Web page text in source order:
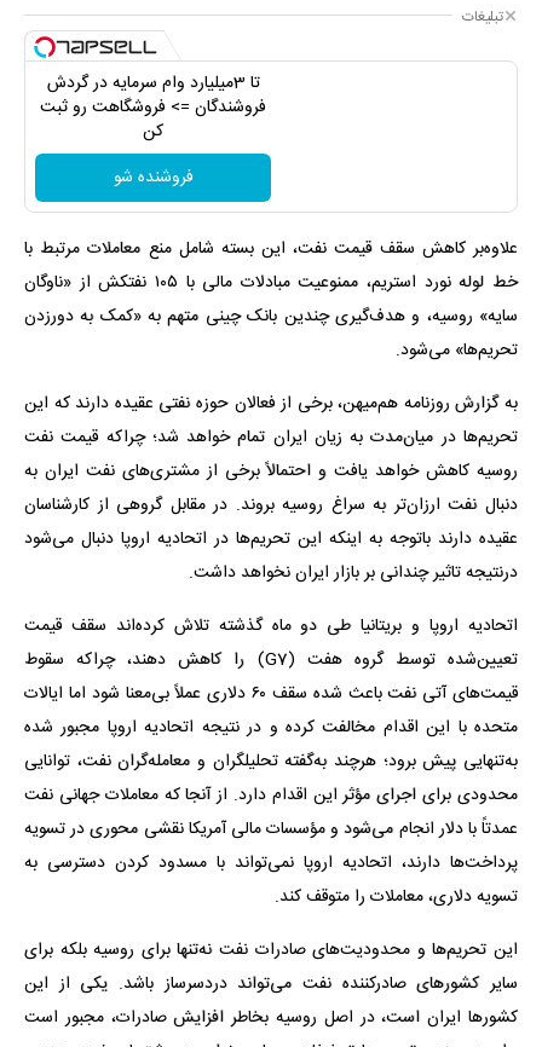
تبلیغات
تا 3میلیارد وام سرمایه در گردش
فروشندگان => فروشگاهت رو ثبت
کن
فروشنده شو
علاوه‌بر کاهش سقف قیمت نفت، این بسته شامل منع معاملات مرتبط با
خط لوله نورد استریم، ممنوعیت مبادلات مالی با ۱۰۵ نفتکش از «ناوگان
سایه‌» روسیه، و هدف‌گیری چندین بانک چینی متهم به «کمک به دورزدن
تحریم‌ها» می‌شود.
به گزارش روزنامه هم‌میهن، برخی از فعالان حوزه نفتی عقیده دارند که این
تحریم‌ها در میان‌مدت به زیان ایران تمام خواهد شد؛ چراکه قیمت نفت
روسیه کاهش خواهد یافت و احتمالاً برخی از مشتری‌های نفت ایران به
دنبال نفت ارزان‌تر به سراغ روسیه بروند. در مقابل گروهی از کارشناسان
عقیده دارند باتوجه به اینکه این تحریم‌ها در اتحادیه اروپا دنبال می‌شود
درنتیجه تاثیر چندانی بر بازار ایران نخواهد داشت.
اتحادیه اروپا و بریتانیا طی دو ماه گذشته تلاش کرده‌اند سقف قیمت
تعیین‌شده توسط گروه هفت (G7) را کاهش دهند، چراکه سقوط
قیمت‌های آتی نفت باعث شده سقف ۶۰ دلاری عملاً بی‌معنا شود اما ایالات
متحده با این اقدام مخالفت کرده و در نتیجه اتحادیه اروپا مجبور شده
به‌تنهایی پیش برود؛ هرچند به‌گفته تحلیلگران و معامله‌گران نفت، توانایی
محدودی برای اجرای مؤثر این اقدام دارد. از آنجا که معاملات جهانی نفت
عمدتاً با دلار انجام می‌شود و مؤسسات مالی آمریکا نقشی محوری در تسویه
پرداخت‌ها دارند، اتحادیه اروپا نمی‌تواند با مسدود کردن دسترسی به
تسویه دلاری، معاملات را متوقف کند.
این تحریم‌ها و محدودیت‌های صادرات نفت نه‌تنها برای روسیه بلکه برای
سایر کشورهای صادرکننده نفت می‌تواند دردسرساز باشد. یکی از این
کشورها ایران است، در اصل روسیه بخاطر افزایش صادرات، مجبور است